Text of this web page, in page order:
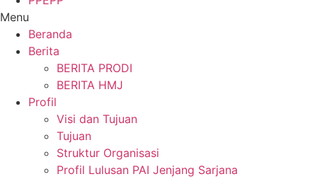
Menu
Beranda
Berita
BERITA PRODI
BERITA HMJ
Profil
Visi dan Tujuan
Tujuan
Struktur Organisasi
Profil Lulusan PAI Jenjang Sarjana